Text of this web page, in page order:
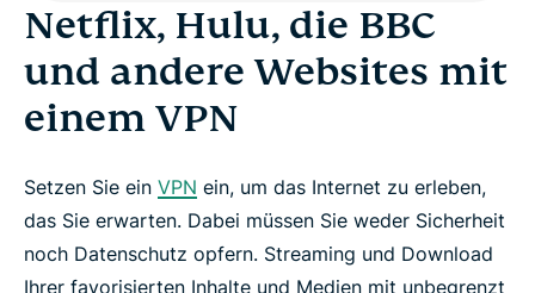
Nachrichten & Tools
Spiele & Musik
Leitfäden
FAQ: Streaming mit einem VPN
Netflix, Hulu, die BBC
und andere Websites mit
einem VPN
Setzen Sie ein VPN ein, um das Internet zu erleben,
das Sie erwarten. Dabei müssen Sie weder Sicherheit
noch Datenschutz opfern. Streaming und Download
Ihrer favorisierten Inhalte und Medien mit unbegrenzt